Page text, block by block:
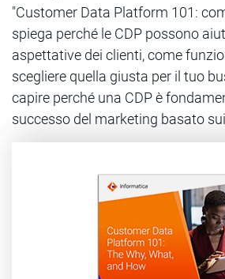
"Customer Data Platform 101:
spiega perché le CDP possono
aspettative dei clienti, come
scegliere quella giusta per il tuo
capire perché una CDP è
successo del marketing basato